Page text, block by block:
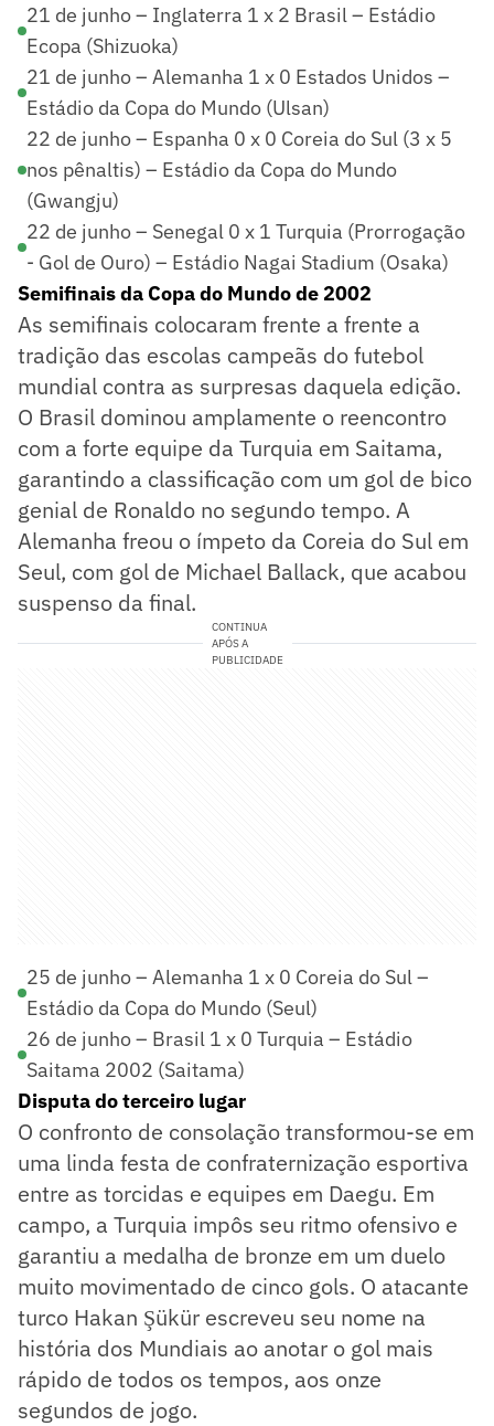
21 de junho – Inglaterra 1 x 2 Brasil – Estádio
Ecopa (Shizuoka)
21 de junho – Alemanha 1 x 0 Estados Unidos –
Estádio da Copa do Mundo (Ulsan)
22 de junho – Espanha 0 x 0 Coreia do Sul (3 x 5
nos pênaltis) – Estádio da Copa do Mundo
(Gwangju)
22 de junho – Senegal 0 x 1 Turquia (Prorrogação
- Gol de Ouro) – Estádio Nagai Stadium (Osaka)
Semifinais da Copa do Mundo de 2002
As semifinais colocaram frente a frente a
tradição das escolas campeãs do futebol
mundial contra as surpresas daquela edição.
O Brasil dominou amplamente o reencontro
com a forte equipe da Turquia em Saitama,
garantindo a classificação com um gol de bico
genial de Ronaldo no segundo tempo. A
Alemanha freou o ímpeto da Coreia do Sul em
Seul, com gol de Michael Ballack, que acabou
suspenso da final.
CONTINUA
APÓS A
PUBLICIDADE
25 de junho – Alemanha 1 x 0 Coreia do Sul –
Estádio da Copa do Mundo (Seul)
26 de junho – Brasil 1 x 0 Turquia – Estádio
Saitama 2002 (Saitama)
Disputa do terceiro lugar
O confronto de consolação transformou-se em
uma linda festa de confraternização esportiva
entre as torcidas e equipes em Daegu. Em
campo, a Turquia impôs seu ritmo ofensivo e
garantiu a medalha de bronze em um duelo
muito movimentado de cinco gols. O atacante
turco Hakan Şükür escreveu seu nome na
história dos Mundiais ao anotar o gol mais
rápido de todos os tempos, aos onze
segundos de jogo.